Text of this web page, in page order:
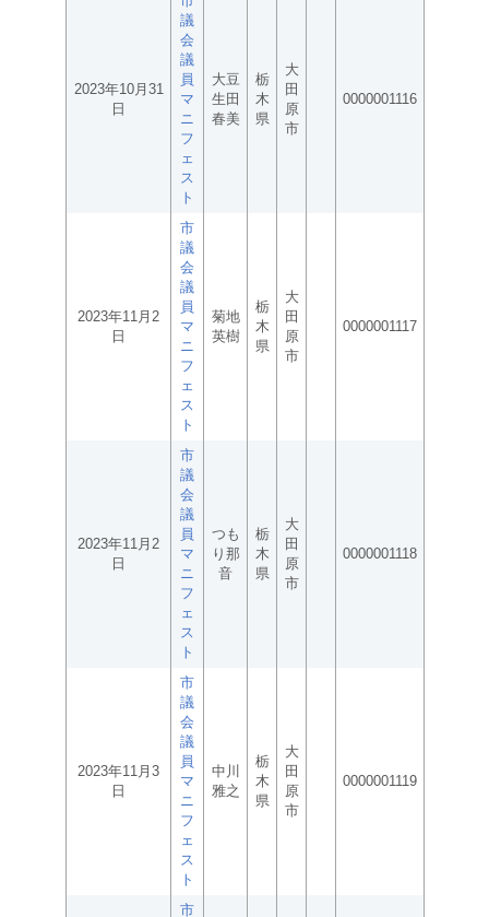
2023年10月31
日
議
会
議
員
マ
ニ
フ
ェ
ス
ト
大豆
生田
春美
栃
木
県
大
田
原
市
0000001116
2023年11月2
日
市
議
会
議
員
マ
ニ
フ
ェ
ス
ト
菊地
英樹
栃
木
県
大
田
原
市
0000001117
2023年11月2
日
市
議
会
議
員
マ
ニ
フ
ェ
ス
ト
つも
り那
音
栃
木
県
大
田
原
市
0000001118
2023年11月3
日
市
議
会
議
員
マ
ニ
フ
ェ
ス
ト
中川
雅之
栃
木
県
大
田
原
市
0000001119
市